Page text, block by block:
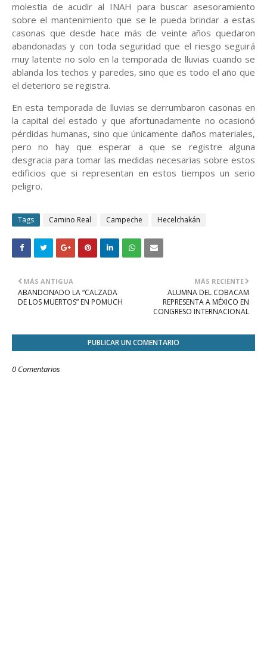
molestia de acudir al INAH para buscar asesoramiento
sobre el mantenimiento que se le pueda brindar a estas
casonas que desde hace más de veinte años quedaron
abandonadas y con toda seguridad que el riesgo seguirá
muy latente no solo en la temporada de lluvias cuando se
ablanda los techos y paredes, sino que es todo el año que
el deterioro se registra.
En esta temporada de lluvias se derrumbaron casonas en
la capital del estado y que afortunadamente no ocasionó
pérdidas humanas, sino que únicamente daños materiales,
pero no hay que esperar a que se registre alguna
desgracia para tomar las medidas necesarias sobre estos
edificios que si representan en estos tiempos un serio
peligro.
Tags Camino Real Campeche Hecelchakán
MÁS RECIENTE
ALUMNA DEL COBACAM
REPRESENTA A MÉXICO EN
CONGRESO INTERNACIONAL
MÁS ANTIGUA
ABANDONADO LA “CALZADA
DE LOS MUERTOS” EN POMUCH
PUBLICAR UN COMENTARIO
0 Comentarios